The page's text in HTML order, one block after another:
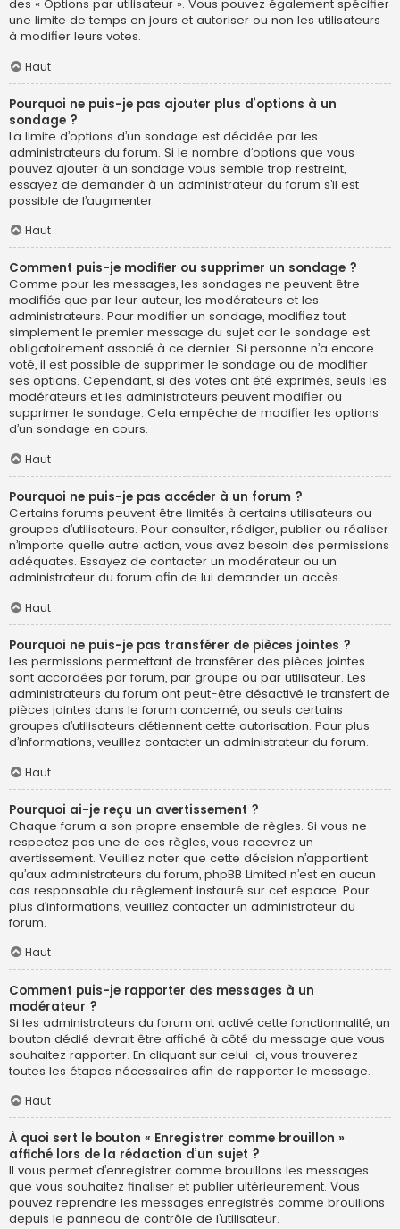
des « Options par utilisateur ». Vous pouvez également spécifier
une limite de temps en jours et autoriser ou non les utilisateurs
à modifier leurs votes.
Haut
Pourquoi ne puis-je pas ajouter plus d’options à un
sondage ?
La limite d’options d’un sondage est décidée par les
administrateurs du forum. Si le nombre d’options que vous
pouvez ajouter à un sondage vous semble trop restreint,
essayez de demander à un administrateur du forum s’il est
possible de l’augmenter.
Haut
Comment puis-je modifier ou supprimer un sondage ?
Comme pour les messages, les sondages ne peuvent être
modifiés que par leur auteur, les modérateurs et les
administrateurs. Pour modifier un sondage, modifiez tout
simplement le premier message du sujet car le sondage est
obligatoirement associé à ce dernier. Si personne n’a encore
voté, il est possible de supprimer le sondage ou de modifier
ses options. Cependant, si des votes ont été exprimés, seuls les
modérateurs et les administrateurs peuvent modifier ou
supprimer le sondage. Cela empêche de modifier les options
d’un sondage en cours.
Haut
Pourquoi ne puis-je pas accéder à un forum ?
Certains forums peuvent être limités à certains utilisateurs ou
groupes d’utilisateurs. Pour consulter, rédiger, publier ou réaliser
n’importe quelle autre action, vous avez besoin des permissions
adéquates. Essayez de contacter un modérateur ou un
administrateur du forum afin de lui demander un accès.
Haut
Pourquoi ne puis-je pas transférer de pièces jointes ?
Les permissions permettant de transférer des pièces jointes
sont accordées par forum, par groupe ou par utilisateur. Les
administrateurs du forum ont peut-être désactivé le transfert de
pièces jointes dans le forum concerné, ou seuls certains
groupes d’utilisateurs détiennent cette autorisation. Pour plus
d’informations, veuillez contacter un administrateur du forum.
Haut
Pourquoi ai-je reçu un avertissement ?
Chaque forum a son propre ensemble de règles. Si vous ne
respectez pas une de ces règles, vous recevrez un
avertissement. Veuillez noter que cette décision n’appartient
qu’aux administrateurs du forum, phpBB Limited n’est en aucun
cas responsable du règlement instauré sur cet espace. Pour
plus d’informations, veuillez contacter un administrateur du
forum.
Haut
Comment puis-je rapporter des messages à un
modérateur ?
Si les administrateurs du forum ont activé cette fonctionnalité, un
bouton dédié devrait être affiché à côté du message que vous
souhaitez rapporter. En cliquant sur celui-ci, vous trouverez
toutes les étapes nécessaires afin de rapporter le message.
Haut
À quoi sert le bouton « Enregistrer comme brouillon »
affiché lors de la rédaction d’un sujet ?
Il vous permet d’enregistrer comme brouillons les messages
que vous souhaitez finaliser et publier ultérieurement. Vous
pouvez reprendre les messages enregistrés comme brouillons
depuis le panneau de contrôle de l’utilisateur.